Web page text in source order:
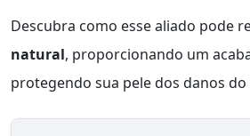
Descubra como esse aliado pode
natural, proporcionando um
protegendo sua pele dos danos do